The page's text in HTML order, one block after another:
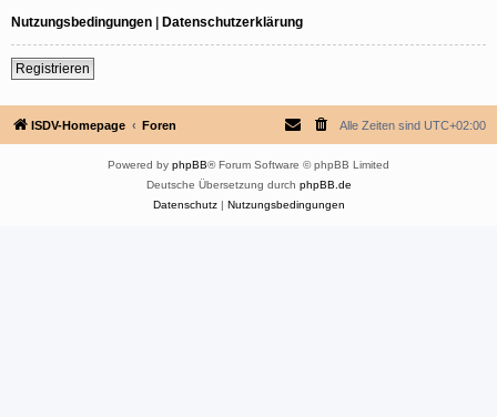
Nutzungsbedingungen | Datenschutzerklärung
Registrieren
ISDV-Homepage Foren Alle Zeiten sind UTC+02:00
Powered by phpBB® Forum Software © phpBB Limited
Deutsche Übersetzung durch phpBB.de
Datenschutz| Nutzungsbedingungen